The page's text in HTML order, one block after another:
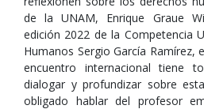
de la UNAM, Enrique Graue
edición 2022 de la Competencia
Humanos Sergio García Ramírez,
encuentro internacional tiene
dialogar y profundizar sobre
obligado hablar del profesor